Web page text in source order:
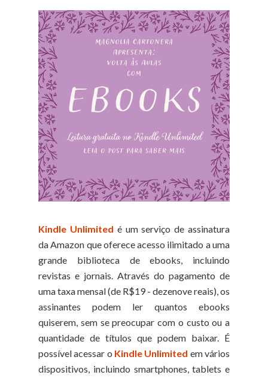
Kindle Unlimited é um serviço de assinatura
da Amazon que oferece acesso ilimitado a uma
grande biblioteca de ebooks, incluindo
revistas e jornais. Através do pagamento de
uma taxa mensal (de R$19 - dezenove reais), os
assinantes podem ler quantos ebooks
quiserem, sem se preocupar com o custo ou a
quantidade de títulos que podem baixar. É
possível acessar o Kindle Unlimited em vários
dispositivos, incluindo smartphones, tablets e